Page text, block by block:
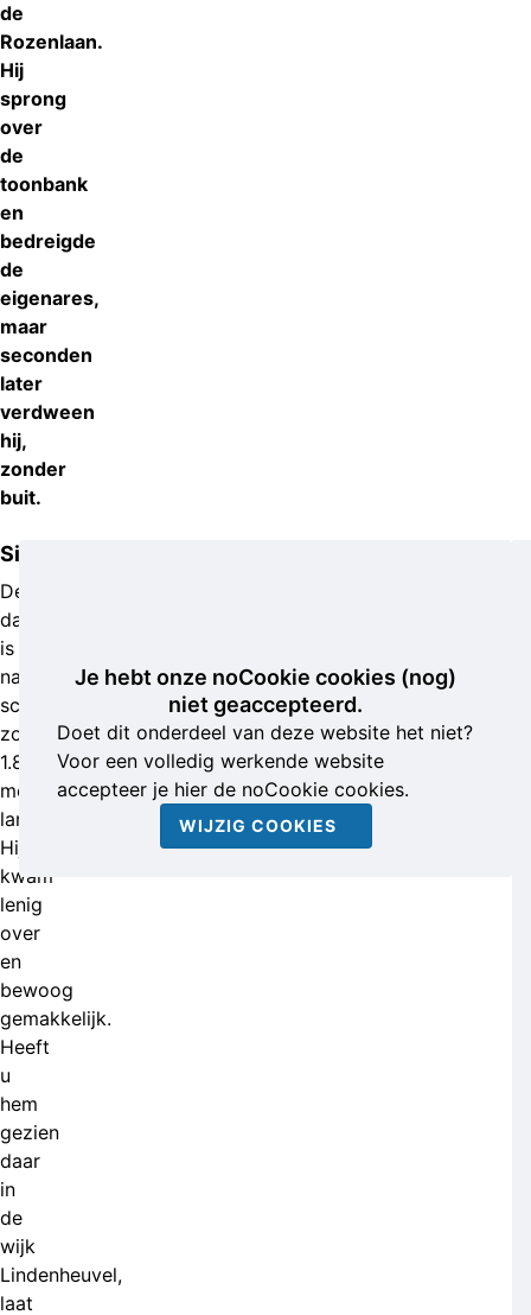
de
Rozenlaan.
Hij
sprong
over
de
toonbank
en
bedreigde
de
eigenares,
maar
seconden
later
verdween
hij,
zonder
buit.
Signalement
De
dader
is
naar
schatting
zo’n
1.85
meter
lang.
Hij
kwam
lenig
over
en
bewoog
gemakkelijk.
Heeft
u
hem
gezien
daar
in
de
wijk
Lindenheuvel,
laat
Je hebt onze noCookie cookies (nog)
niet geaccepteerd.
Doet dit onderdeel van deze website het niet?
Voor een volledig werkende website
accepteer je hier de noCookie cookies.
WIJZIG COOKIES